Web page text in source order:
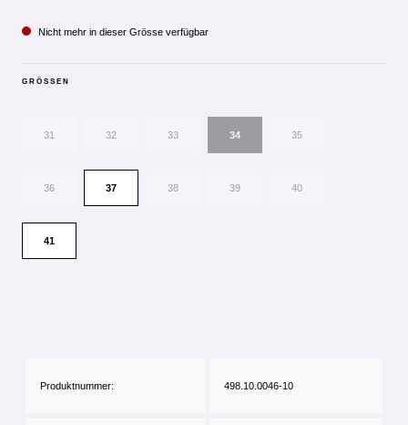
Nicht mehr in dieser Grösse verfügbar
GRÖSSEN
31 32 33 34 35
36 37 38 39 40
41
Produktnummer: 498.10.0046-10